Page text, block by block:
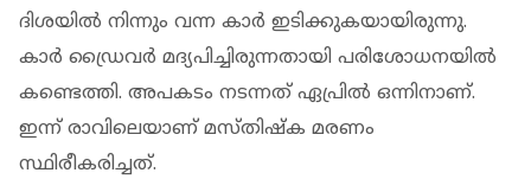
ദിശയില്‍ നിന്നും വന്ന കാര്‍ ഇടിക്കുകയായിരുന്നു.
കാര്‍ ഡ്രൈവര്‍ മദ്യപിച്ചിരുന്നതായി പരിശോധനയില്‍
കണ്ടെത്തി. അപകടം നടന്നത് ഏപ്രില്‍ ഒന്നിനാണ്.
ഇന്ന് രാവിലെയാണ് മസ്തിഷ്‌ക മരണം
സ്ഥിരീകരിച്ചത്.